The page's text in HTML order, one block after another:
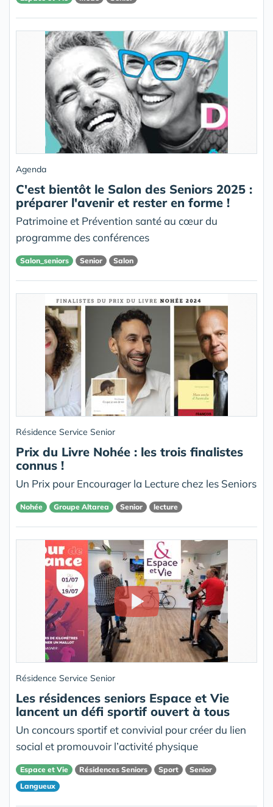
Agenda
C'est bientôt le Salon des Seniors 2025 :
préparer l'avenir et rester en forme !
Patrimoine et Prévention santé au cœur du
programme des conférences
Salon_seniors Senior Salon
Résidence Service Senior
Prix du Livre Nohée : les trois finalistes
connus !
Un Prix pour Encourager la Lecture chez les Seniors
Nohée Groupe Altarea Senior lecture
Résidence Service Senior
Les résidences seniors Espace et Vie
lancent un défi sportif ouvert à tous
Un concours sportif et convivial pour créer du lien
social et promouvoir l’activité physique
Espace et Vie Résidences Seniors Sport
Senior
Langueux